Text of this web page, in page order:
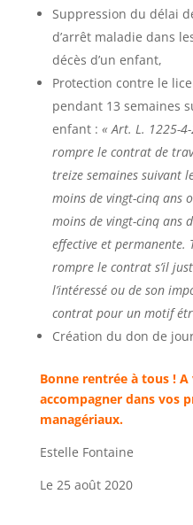
Suppression du délai
d’arrêt maladie dans
décès d’un enfant,
Protection contre le
pendant 13 semaines
enfant : « Art. L. 1225-
rompre le contrat de
treize semaines suivant
moins de vingt-cinq ans
moins de vingt-cinq ans
effective et permanente.
rompre le contrat s’il
l’intéressé ou de son
contrat pour un motif
Création du don de
Bonne rentrée à tous !
accompagner dans vos
managériaux.
Estelle Fontaine
Le 25 août 2020